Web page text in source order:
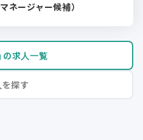
ネージャー候補）
の求人一覧
探す